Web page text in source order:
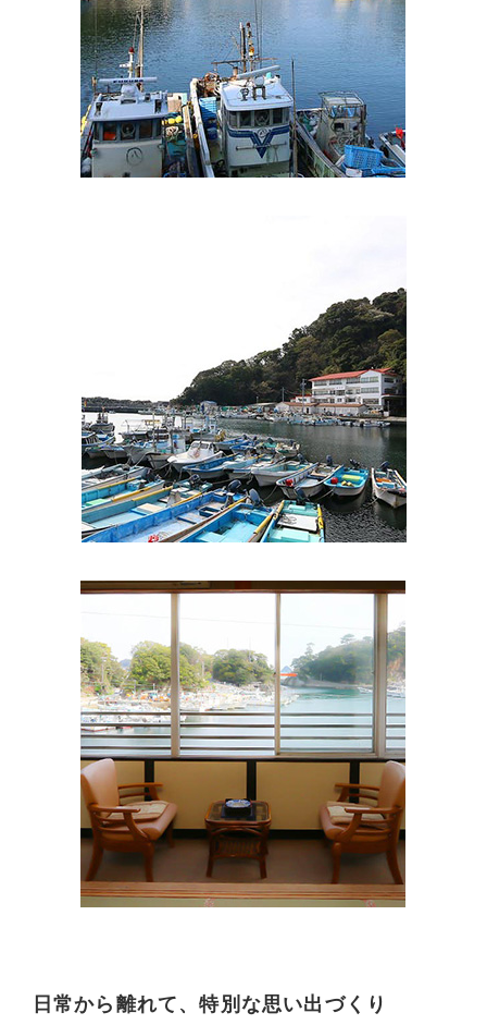
日常から離れて、特別な思い出づくり